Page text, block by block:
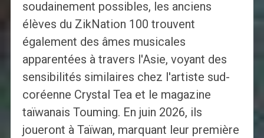
soudainement possibles, les anciens
élèves du ZikNation 100 trouvent
également des âmes musicales
apparentées à travers l'Asie, voyant des
sensibilités similaires chez l'artiste sud-
coréenne Crystal Tea et le magazine
taïwanais Touming. En juin 2026, ils
joueront à Taïwan, marquant leur première